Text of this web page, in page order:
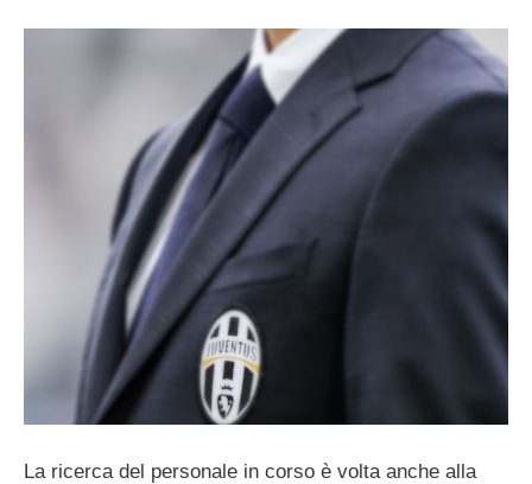
La ricerca del personale in corso è volta anche alla